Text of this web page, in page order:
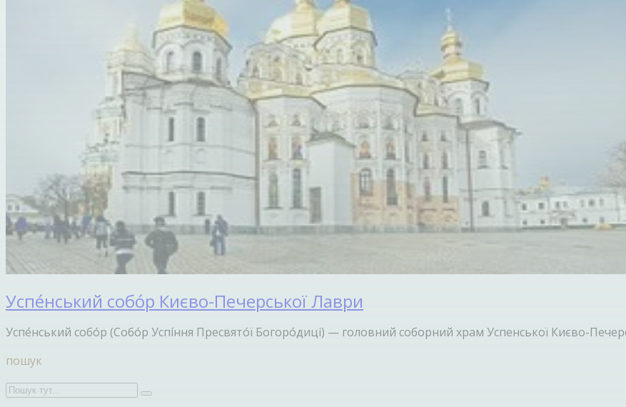
Успе́нський собо́р Києво-Печерської Лаври
Успе́нський собо́р (Собо́р Успі́ння Пресвято́ї Богоро́диці) — головний соборний храм Успенської Києво-
пошук